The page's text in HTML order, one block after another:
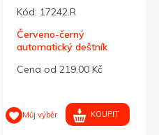
Kód: 17242.R
Červeno-černý
automatický deštník
Cena od 219,00 Kč
Můj výběr KOUPIT